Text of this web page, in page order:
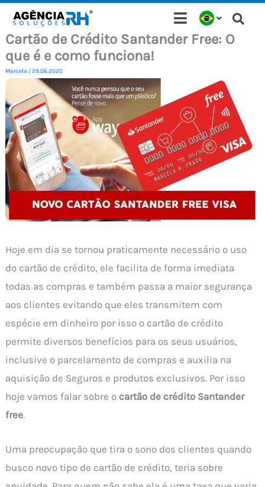
para
conteúdo
Cartão de Crédito Santander Free: O
que é e como funciona!
Marcela /29.06.2020
Hoje em dia se tornou praticamente necessário o uso
do cartão de crédito, ele facilita de forma imediata
todas as compras e também passa a maior segurança
aos clientes evitando que eles transmitem com
espécie em dinheiro por isso o cartão de crédito
permite diversos benefícios para os seus usuários,
inclusive o parcelamento de compras e auxilia na
aquisição de Seguros e produtos exclusivos. Por isso
hoje vamos falar sobre o cartão de crédito Santander
free.
Uma preocupação que tira o sono dos clientes quando
busco novo tipo de cartão de crédito, teria sobre